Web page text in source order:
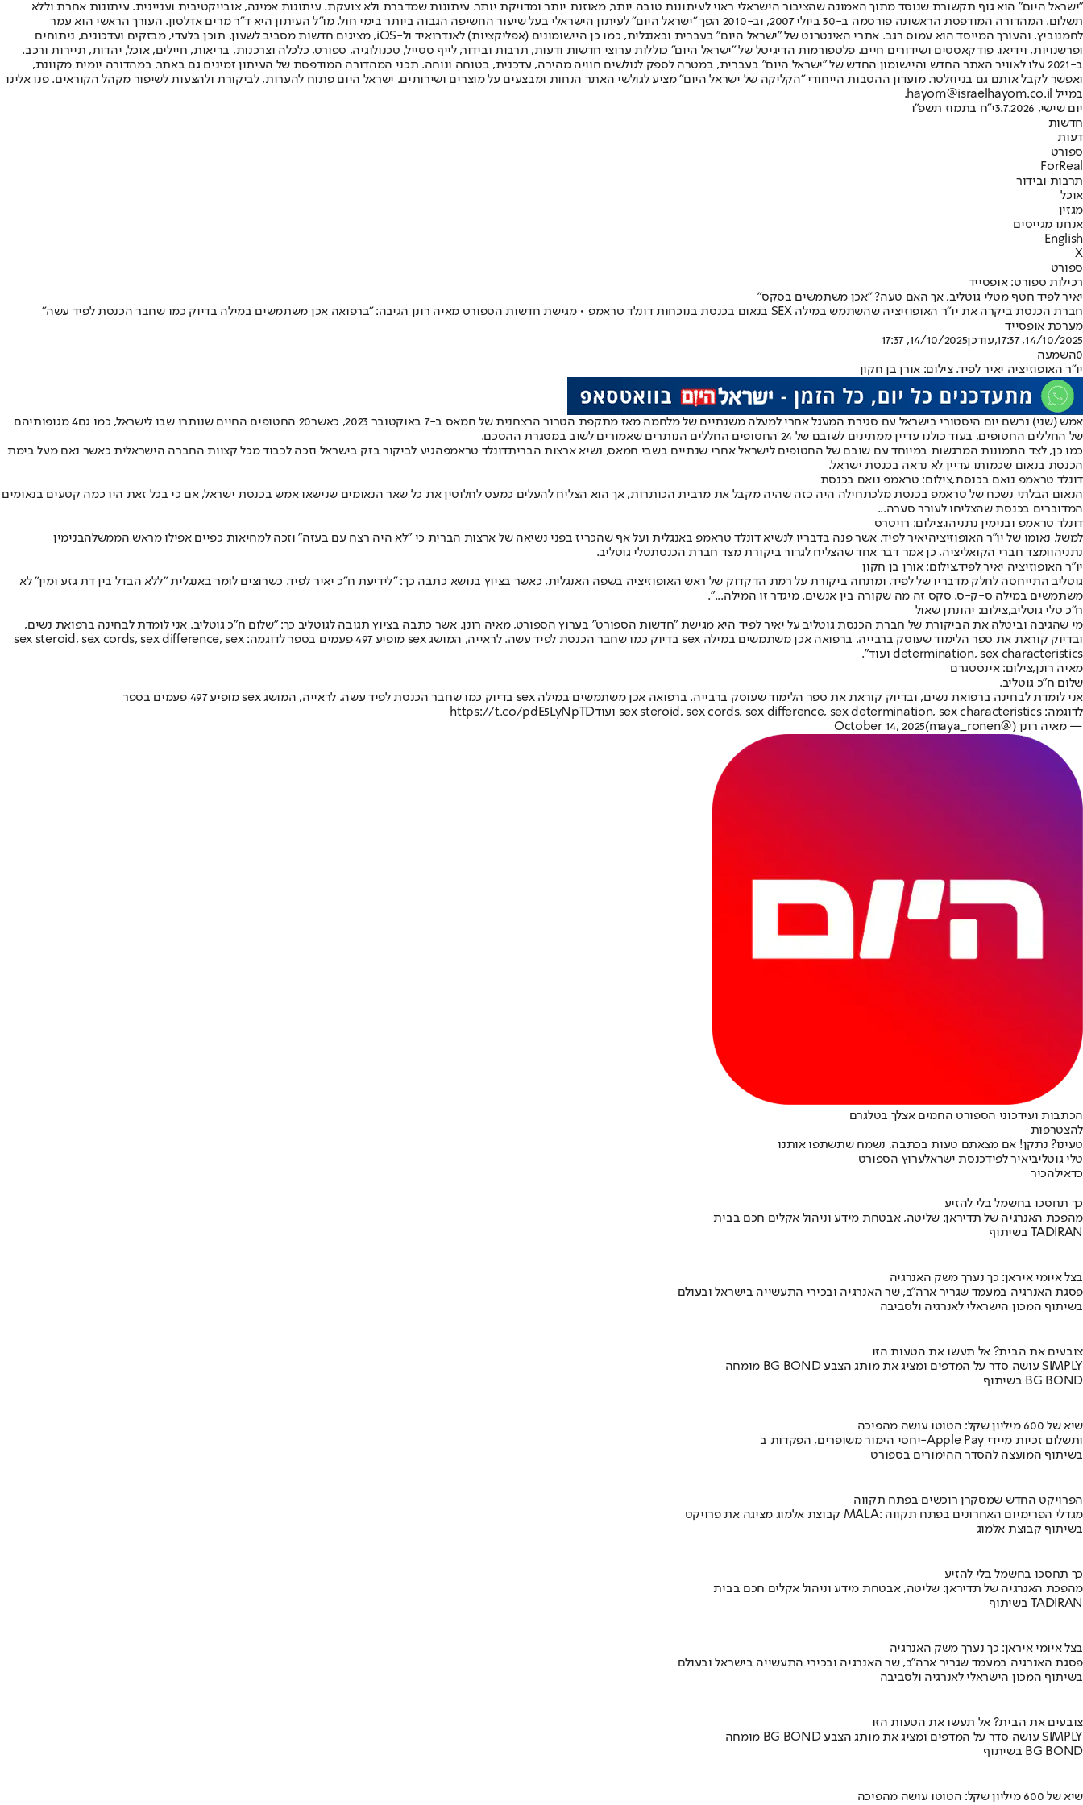
"ישראל היום" הוא גוף תקשורת שנוסד מתוך האמונה שהציבור הישראלי ראוי לעיתונות טובה יותר, מאוזנת יותר ומדויקת יותר. עיתונות שמדברת ולא צועקת. עיתונות אמינה, אובייקטיבית ועניינית. עיתונות אחרת וללא
תשלום. המהדורה המודפסת הראשונה פורסמה ב-30 ביולי 2007, וב-2010 הפך "ישראל היום" לעיתון הישראלי בעל שיעור החשיפה הגבוה ביותר בימי חול. מו"ל העיתון היא ד"ר מרים אדלסון. העורך הראשי הוא עמר
לחמנוביץ, והעורך המייסד הוא עמוס רגב. אתרי האינטרנט של "ישראל היום" בעברית ובאנגלית, כמו כן היישומונים (אפליקציות) לאנדרואיד ול-iOS, מציגים חדשות מסביב לשעון, תוכן בלעדי, מבזקים ועדכונים, ניתוחים
ופרשנויות, וידיאו, פודקאסטים ושידורים חיים. פלטפורמות הדיגיטל של "ישראל היום" כוללות ערוצי חדשות ודעות, תרבות ובידור, לייף סטייל, טכנולוגיה, ספורט, כלכלה וצרכנות, בריאות, חיילים, אוכל, יהדות, תיירות ורכב.
ב-2021 עלו לאוויר האתר החדש והיישומון החדש של "ישראל היום" בעברית, במטרה לספק לגולשים חוויה מהירה, עדכנית, בטוחה ונוחה. תכני המהדורה המודפסת של העיתון זמינים גם באתר, במהדורה יומית מקוונת,
ואפשר לקבל אותם גם בניוזלטר. מועדון ההטבות הייחודי "הקליקה של ישראל היום" מציע לגולשי האתר הנחות ומבצעים על מוצרים ושירותים. ישראל היום פתוח להערות, לביקורת ולהצעות לשיפור מקהל הקוראים. פנו אלינו
במייל hayom@israelhayom.co.il.
יום שישי, 3.7.2026
י"ח בתמוז תשפ"ו
חדשות
דעות
ספורט
ForReal
תרבות ובידור
אוכל
מגזין
אנחנו מגייסים
English
X
ספורט
רכילות ספורט: אופסייד
יאיר לפיד חטף מטלי גוטליב, אך האם טעה? "אכן משתמשים בסקס"
חברת הכנסת ביקרה את יו"ר האופוזיציה שהשתמש במילה SEX בנאום בכנסת בנוכחות דונלד טראמפ • מגישת חדשות הספורט מאיה רונן הגיבה: "ברפואה אכן משתמשים במילה בדיוק כמו שחבר הכנסת לפיד עשה"
מערכת אופסייד
14/10/2025, 17:37
,עודכן14/10/2025, 17:37
0השמעה
יו"ר האופוזיציה יאיר לפיד. צילום: אורן בן חקון
אמש (שני) נרשם יום היסטורי בישראל עם סגירת המעגל אחרי למעלה משנתיים של מלחמה מאז מתקפת הטרור הרצחנית של חמאס ב-7 באוקטובר 2023, כאשר 20 החטופים החיים שנותרו שבו לישראל , כמו גם
4 מגופותיהם
של החללים החטופים, בעוד כולנו עדיין ממתינים לשובם של 24 החטופים החללים הנותרים שאמורים לשוב במסגרת ההסכם.
כמו כן, לצד התמונות המרגשות במיוחד עם שובם של החטופים לישראל אחרי שנתיים בשבי חמאס, נשיא ארצות הבריתדונלד טראמפהגיע לביקור בזק בישראל וזכה לכבוד מכל קצוות החברה הישראלית כאשר נאם מעל בימת
הכנסת בנאום שכמותו עדיין לא נראה בכנסת ישראל.
דונלד טראמפ נואם בכנסת,צילום: טראמפ נואם בכנסת
הנאום הבלתי נשכח של טראמפ בכנסת מלכתחילה היה כזה שהיה מקבל את מרבית הכותרות, אך הוא הצליח להעלים כמעט לחלוטין את כל שאר הנאומים שנישאו אמש בכנסת ישראל, אם כי בכל זאת היו כמה קטעים בנאומים
המדוברים בכנסת שהצליחו לעורר סערה...
דונלד טראמפ ובנימין נתניהו,צילום: רויטרס
למשל, נאומו של יו"ר האופוזיציהיאיר לפיד, אשר פנה בדבריו לנשיא דונלד טראמפ באנגלית ועל אף שהכריז בפני נשיאה של ארצות הברית כי "לא היה רצח עם בעזה" וזכה למחיאות כפיים אפילו מראש הממשלהבנימין
נתניהוומצד חברי הקואליציה, כן אמר דבר אחד שהצליח לגרור ביקורת מצד חברת הכנסתטלי גוטליב.
יו"ר האופוזיציה יאיר לפיד,צילום: אורן בן חקון
גוטליב התייחסה לחלק מדבריו של לפיד, ומתחה ביקורת על רמת הדקדוק של ראש האופוזיציה בשפה האנגלית, כאשר בציוץ בנושא כתבה כך: "לידיעת ח״כ יאיר לפיד. כשרוצים לומר באנגלית ״ללא הבדל בין דת גזע ומין״ לא
משתמשים במילה ס-ק-ס. סקס זה מה שקורה בין אנשים. מיגדר זו המילה...".
ח"כ טלי גוטליב,צילום: יהונתן שאול
מי שהגיבה וביטלה את הביקורת של חברת הכנסת גוטליב על יאיר לפיד היא מגישת "חדשות הספורט" בערוץ הספורט, מאיה רונן, אשר כתבה בציוץ תגובה לגוטליב כך: "שלום ח״כ גוטליב. אני לומדת לבחינה ברפואת נשים,
ובדיוק קוראת את ספר הלימוד שעוסק ברבייה. ברפואה אכן משתמשים במילה sex בדיוק כמו שחבר הכנסת לפיד עשה. לראייה, המושג sex מופיע 497 פעמים בספר לדוגמה: sex steroid, sex cords, sex difference, sex
determination, sex characteristics ועוד".
מאיה רונן,צילום: אינסטגרם
שלום ח״כ גוטליב.
אני לומדת לבחינה ברפואת נשים, ובדיוק קוראת את ספר הלימוד שעוסק ברבייה. ברפואה אכן משתמשים במילה sex בדיוק כמו שחבר הכנסת לפיד עשה. לראייה, המושג sex מופיע 497 פעמים בספר
לדוגמה: sex steroid, sex cords, sex difference, sex determination, sex characteristics ועוד
https://t.co/pdE5LyNpTD
— מאיה רונן (@maya_ronen)
October 14, 2025
הכתבות ועידכוני הספורט החמים אצלך בטלגרם
להצטרפות
טעינו? נתקן! אם מצאתם טעות בכתבה, נשמח שתשתפו אותנו
טלי גוטליביאיר לפידכנסת ישראלערוץ הספורט
כדאילהכיר
כך תחסכו בחשמל בלי להזיע
מהפכת האנרגיה של תדיראן: שליטה, אבטחת מידע וניהול אקלים חכם בבית
בשיתוף TADIRAN
בצל איומי איראן: כך נערך משק האנרגיה
פסגת האנרגיה במעמד שגריר ארה"ב, שר האנרגיה ובכירי התעשייה בישראל ובעולם
בשיתוף המכון הישראלי לאנרגיה ולסביבה
צובעים את הבית? אל תעשו את הטעות הזו
מומחה BG BOND עושה סדר על המדפים ומציג את מותג הצבע SIMPLY
בשיתוף BG BOND
שיא של 600 מיליון שקל: הטוטו עושה מהפיכה
יחסי הימור משופרים, הפקדות ב-Apple Pay ותשלום זכיות מיידי
בשיתוף המועצה להסדר ההימורים בספורט
הפרויקט החדש שמסקרן רוכשים בפתח תקווה
קבוצת אלמוג מציגה את פרויקט MALA: מגדלי הפרימיום האחרונים בפתח תקווה
בשיתוף קבוצת אלמוג
כך תחסכו בחשמל בלי להזיע
מהפכת האנרגיה של תדיראן: שליטה, אבטחת מידע וניהול אקלים חכם בבית
בשיתוף TADIRAN
בצל איומי איראן: כך נערך משק האנרגיה
פסגת האנרגיה במעמד שגריר ארה"ב, שר האנרגיה ובכירי התעשייה בישראל ובעולם
בשיתוף המכון הישראלי לאנרגיה ולסביבה
צובעים את הבית? אל תעשו את הטעות הזו
מומחה BG BOND עושה סדר על המדפים ומציג את מותג הצבע SIMPLY
בשיתוף BG BOND
שיא של 600 מיליון שקל: הטוטו עושה מהפיכה